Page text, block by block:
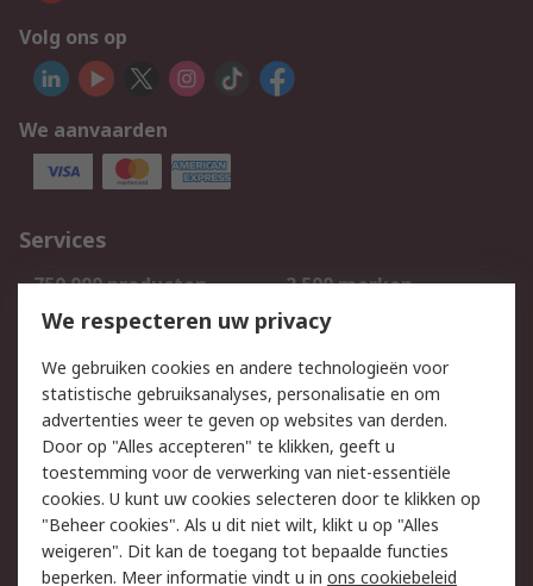
Volg ons op
We aanvaarden
Services
750.000 producten
2.500 merken
Bestellen
Inkoopoplossingen
Track & Trace
Wettelijk
Cookiebeleid
Email veiligheid
Privacybeleid
Websitevoorwaarden
Algemene
We respecteren uw privacy
We gebruiken cookies en andere technologieën voor
statistische gebruiksanalyses, personalisatie en om
advertenties weer te geven op websites van derden.
Door op "Alles accepteren" te klikken, geeft u
toestemming voor de verwerking van niet-essentiële
cookies. U kunt uw cookies selecteren door te klikken op
"Beheer cookies". Als u dit niet wilt, klikt u op "Alles
weigeren". Dit kan de toegang tot bepaalde functies
beperken. Meer informatie vindt u in ons cookiebeleid